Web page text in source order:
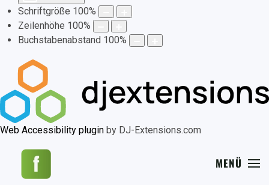
Schriftgröße 100%
Zeilenhöhe 100%
Buchstabenabstand 100%
Web Accessibility plugin by DJ-Extensions.com
MENÜ